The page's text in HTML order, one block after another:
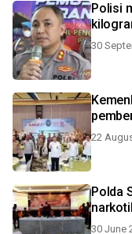
Polisi
30
22
Polda
30 June